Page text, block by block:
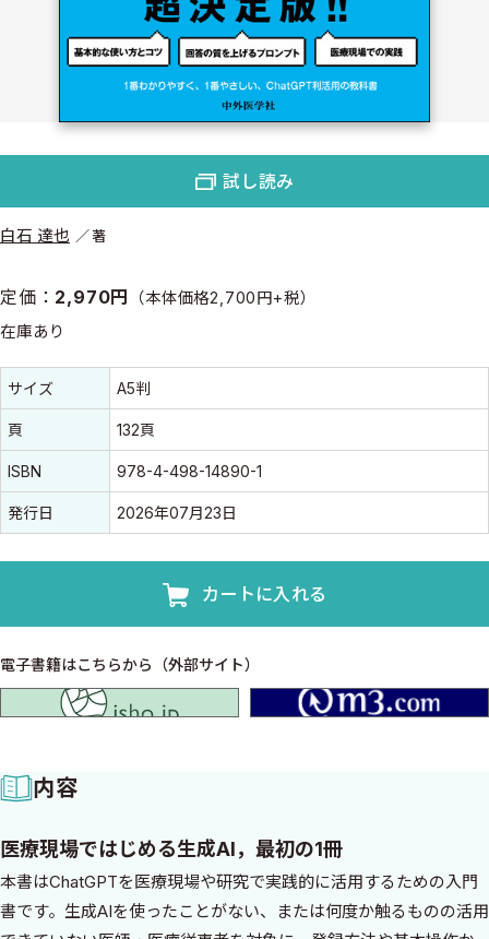
白石 達也 著
定価： 2,970円 （本体価格2,700円+税）
在庫あり
書誌情報
書誌情報
サイズ A5判
頁 132頁
ISBN 978-4-498-14890-1
発行日 2026年07月23日
カートに入れる
電子書籍はこちらから（外部サイト）
試し読み
内容
医療現場ではじめる生成AI，最初の1冊
本書はChatGPTを医療現場や研究で実践的に活用するための入門
書です。生成AIを使ったことがない、または何度か触るものの活用